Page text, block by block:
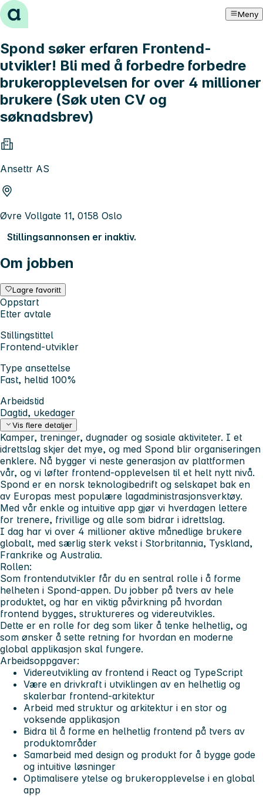
Hopp til innhold Meny
Spond søker erfaren Frontend-
utvikler! Bli med å forbedre forbedre
brukeropplevelsen for over 4 millioner
brukere (Søk uten CV og
søknadsbrev)
Ansettr AS
Øvre Vollgate 11, 0158 Oslo
Stillingsannonsen er inaktiv.
Om jobben
Lagre favoritt
Oppstart
Etter avtale
Stillingstittel
Frontend-utvikler
Type ansettelse
Fast, heltid 100%
Arbeidstid
Dagtid, ukedager
Vis flere detaljer
Kamper, treninger, dugnader og sosiale aktiviteter. I et
idrettslag skjer det mye, og med Spond blir organiseringen
enklere. Nå bygger vi neste generasjon av plattformen
vår, og vi løfter frontend-opplevelsen til et helt nytt nivå.
Spond er en norsk teknologibedrift og selskapet bak en
av Europas mest populære lagadministrasjonsverktøy.
Med vår enkle og intuitive app gjør vi hverdagen lettere
for trenere, frivillige og alle som bidrar i idrettslag.
I dag har vi over 4 millioner aktive månedlige brukere
globalt, med særlig sterk vekst i Storbritannia, Tyskland,
Frankrike og Australia.
Rollen:
Som frontendutvikler får du en sentral rolle i å forme
helheten i Spond-appen. Du jobber på tvers av hele
produktet, og har en viktig påvirkning på hvordan
frontend bygges, struktureres og videreutvikles.
Dette er en rolle for deg som liker å tenke helhetlig, og
som ønsker å sette retning for hvordan en moderne
global applikasjon skal fungere.
Arbeidsoppgaver:
Videreutvikling av frontend i React og TypeScript
Være en drivkraft i utviklingen av en helhetlig og
skalerbar frontend-arkitektur
Arbeid med struktur og arkitektur i en stor og
voksende applikasjon
Bidra til å forme en helhetlig frontend på tvers av
produktområder
Samarbeid med design og produkt for å bygge gode
og intuitive løsninger
Optimalisere ytelse og brukeropplevelse i en global
app